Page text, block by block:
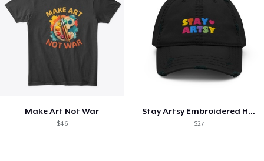
Make Art Not War
$46
Stay Artsy Embroidered Hat
$27